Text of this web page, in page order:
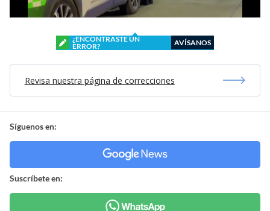
¿ENCONTRASTE UN
ERROR?
AVÍSANOS
Revisa nuestra página de correcciones
Síguenos en:
Suscríbete en: